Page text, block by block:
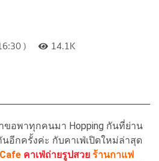
)
14.1K
ขอพาทุกคนมา Hopping กันที่ย่าน
นอีกครั้งค่ะ กับคาเฟ่เปิดใหม่ล่าสุด
คาเฟ่ถ่ายรูปสวย ร้านกาแฟ